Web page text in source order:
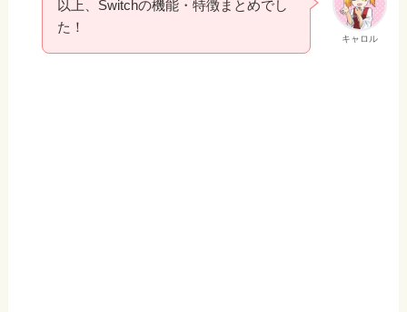
キャロル
以上、Switchの機能・特徴まとめでし
た！